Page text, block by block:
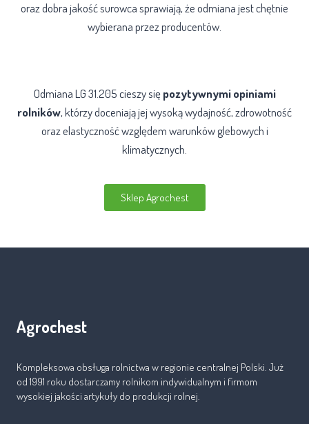
oraz dobra jakość surowca sprawiają, że odmiana jest chętnie
wybierana przez producentów.
Odmiana LG 31.205 cieszy siępozytywnymi opiniami
rolników, którzy doceniają jej wysoką wydajność, zdrowotność
oraz elastyczność względem warunków glebowych i
klimatycznych.
Sklep Agrochest
Agrochest
Kompleksowa obsługa rolnictwa w regionie centralnej Polski. Już
od 1991 roku dostarczamy rolnikom indywidualnym i firmom
wysokiej jakości artykuły do produkcji rolnej.